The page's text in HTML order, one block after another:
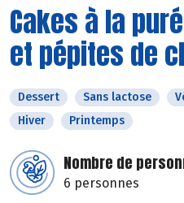
Cakes à la
et pépites de
Dessert Sans lactose
Hiver
Printemps
Nombre de
6 personnes